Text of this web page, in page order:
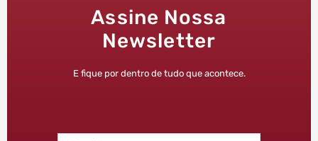
Assine Nossa
Newsletter
E fique por dentro de tudo que acontece.